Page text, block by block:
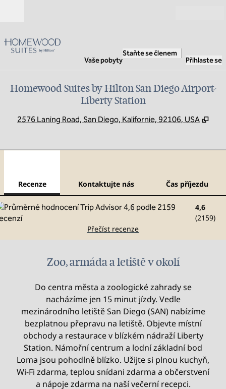
Vaše pobyty
Staňte se členem
Přihlaste se
Homewood Suites by Hilton San Diego Airport-
Liberty Station
2576 Laning Road, San Diego, Kalifornie, 92106, USA ,
Recenze Kontaktujte nás Čas příjezdu
4,6
(2159)
Přečíst recenze
Zoo, armáda a letiště v okolí
Do centra města a zoologické zahrady se
nacházíme jen 15 minut jízdy. Vedle
mezinárodního letiště San Diego (SAN) nabízíme
bezplatnou přepravu na letiště. Objevte místní
obchody a restaurace v blízkém nádraží Liberty
Station. Námořní centrum a lodní základní bod
Loma jsou pohodlně blízko. Užijte si plnou kuchyň,
Wi-Fi zdarma, teplou snídani zdarma a občerstvení
a nápoje zdarma na naší večerní recepci.